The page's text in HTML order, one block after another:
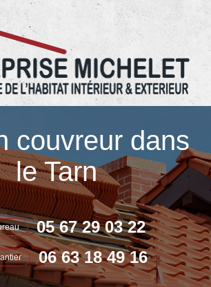
Michelet
couvreur dans
le Tarn
05 67 29 03 22
06 63 18 49 16